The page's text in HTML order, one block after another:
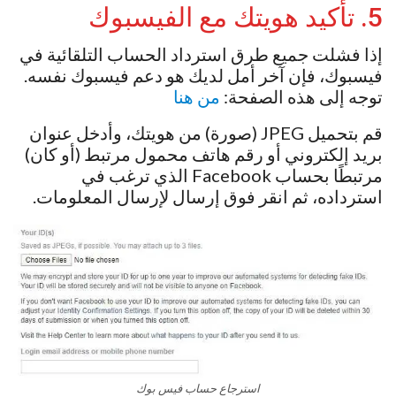
5. تأكيد هويتك مع الفيسبوك
إذا فشلت جميع طرق استرداد الحساب التلقائية في
فيسبوك، فإن آخر أمل لديك هو دعم فيسبوك نفسه.
توجه إلى هذه الصفحة: من هنا
قم بتحميل JPEG (صورة) من هويتك، وأدخل عنوان
بريد إلكتروني أو رقم هاتف محمول مرتبط (أو كان)
مرتبطًا بحساب Facebook الذي ترغب في
استرداده، ثم انقر فوق إرسال لإرسال المعلومات.
استرجاع حساب فيس بوك